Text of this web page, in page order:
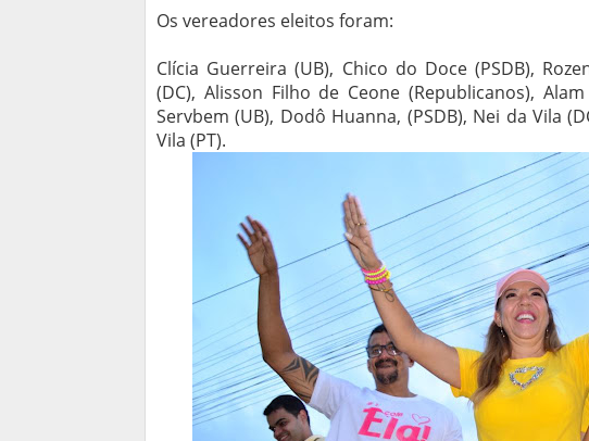
Os vereadores eleitos foram:
Clícia Guerreira (UB), Chico do Doce (PSDB),
(DC), Alisson Filho de Ceone (Republicanos),
Servbem (UB), Dodô Huanna, (PSDB), Nei da Vila
Vila (PT).